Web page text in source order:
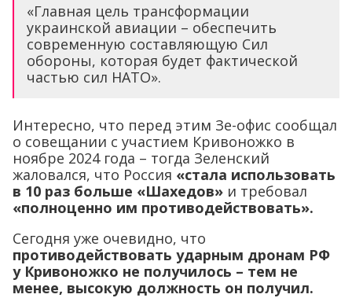
«Главная цель трансформации
украинской авиации – обеспечить
современную составляющую Сил
обороны, которая будет фактической
частью сил НАТО».
Интересно, что перед этим Зе-офис сообщал
о совещании с участием Кривоножко в
ноябре 2024 года – тогда Зеленский
жаловался, что Россия «стала использовать
в 10 раз больше «Шахедов» и требовал
«полноценно им противодействовать».
Сегодня уже очевидно, что
противодействовать ударным дронам РФ
у Кривоножко не получилось – тем не
менее, высокую должность он получил.